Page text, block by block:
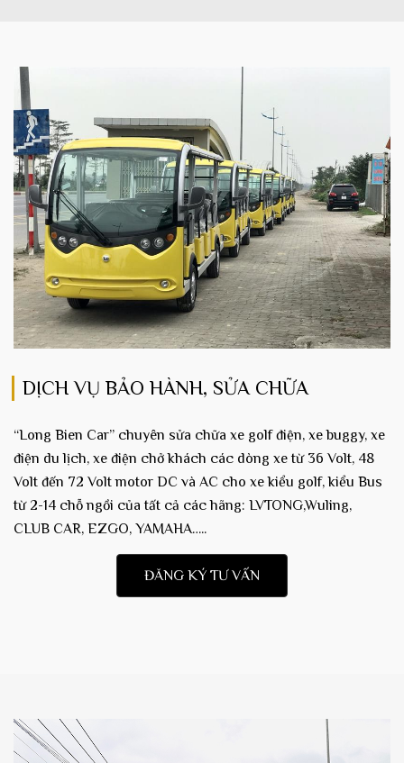
DỊCH VỤ BẢO HÀNH, SỬA CHỮA
“Long Bien Car” chuyên sửa chữa xe golf điện, xe buggy, xe
điện du lịch, xe điện chở khách các dòng xe từ 36 Volt, 48
Volt đến 72 Volt motor DC và AC cho xe kiểu golf, kiểu Bus
từ 2-14 chỗ ngồi của tất cả các hãng: LVTONG,Wuling,
CLUB CAR, EZGO, YAMAHA…..
ĐĂNG KÝ TƯ VẤN